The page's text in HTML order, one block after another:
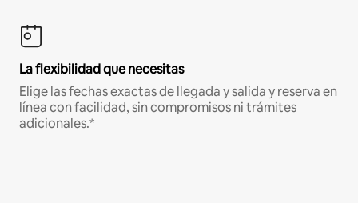
La flexibilidad que necesitas
Elige las fechas exactas de llegada y salida y reserva en
línea con facilidad, sin compromisos ni trámites
adicionales.*